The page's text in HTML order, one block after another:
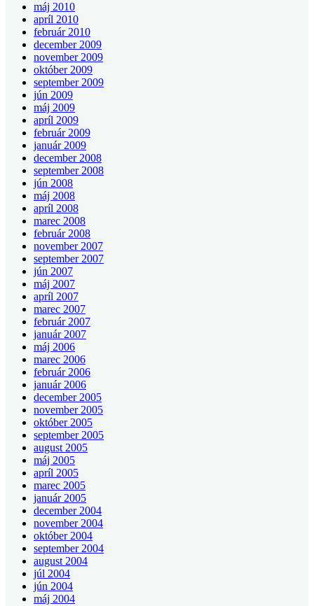
máj 2010
apríl 2010
február 2010
december 2009
november 2009
október 2009
september 2009
jún 2009
máj 2009
apríl 2009
február 2009
január 2009
december 2008
september 2008
jún 2008
máj 2008
apríl 2008
marec 2008
február 2008
november 2007
september 2007
jún 2007
máj 2007
apríl 2007
marec 2007
február 2007
január 2007
máj 2006
marec 2006
február 2006
január 2006
december 2005
november 2005
október 2005
september 2005
august 2005
máj 2005
apríl 2005
marec 2005
január 2005
december 2004
november 2004
október 2004
september 2004
august 2004
júl 2004
jún 2004
máj 2004